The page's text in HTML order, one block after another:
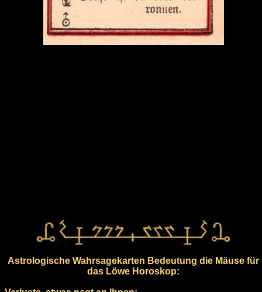
Astrologische Wahrsagekarten Bedeutung die Mäuse für
das Löwe Horoskop: